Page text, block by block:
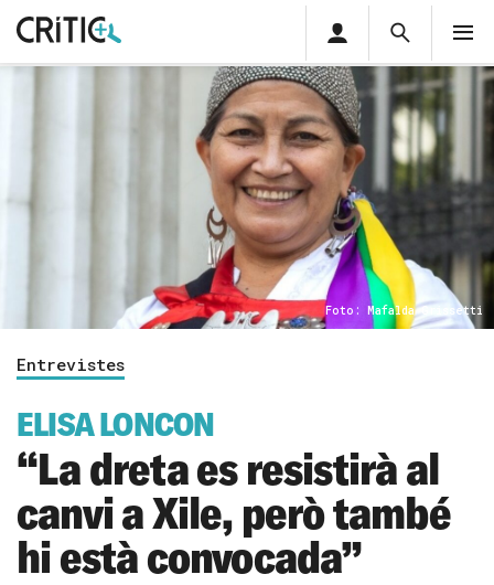
Cerca
Cerca
privada
Foto: Mafalda Grissetti
Entrevistes
ELISA LONCON
“La dreta es resistirà al
canvi a Xile, però també
hi està convocada”